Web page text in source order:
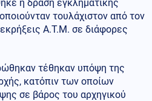
η δράση εγκληματικής
τουλάχιστον από τον
Α.Τ.Μ. σε διάφορες
τέθηκαν υπόψη της
κατόπιν των οποίων
σε βάρος του αρχηγικού